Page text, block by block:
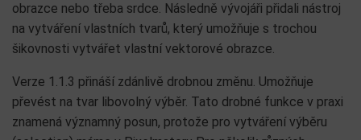
obrazce nebo třeba srdce. Následně vývojáři přidali nástroj
na vytváření vlastních tvarů, který umožňuje s trochou
šikovnosti vytvářet vlastní vektorové obrazce.
Verze 1.1.3 přináší zdánlivě drobnou změnu. Umožňuje
převést na tvar libovolný výběr. Tato drobné funkce v praxi
znamená významný posun, protože pro vytváření výběru